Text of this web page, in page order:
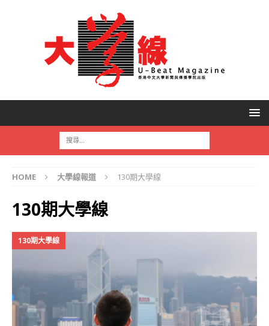
HOME 大學線報道 130期大學線
130期大學線
130期大學線